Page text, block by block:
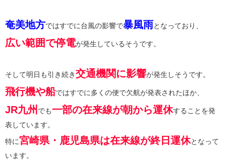
奄美地方ではすでに台風の影響で暴風雨となっており、
広い範囲で停電が発生しているそうです。
そして明日も引き続き交通機関に影響が発生しそうです。
飛行機や船ではすでに多くの便で欠航が発表されたほか、
JR九州 でも一部の在来線が朝から運休することを発
表しています。
特に宮崎県・鹿児島県は在来線が終日運休となって
います。